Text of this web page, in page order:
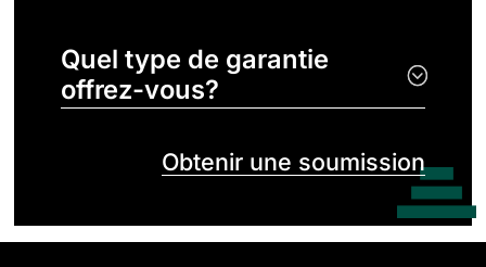
Quel type de garantie
offrez-vous?
Obtenir une soumission